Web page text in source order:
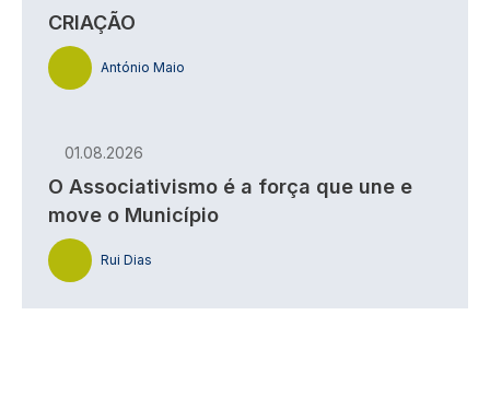
CRIAÇÃO
António Maio
01.08.2026
O Associativismo é a força que une e
move o Município
Rui Dias